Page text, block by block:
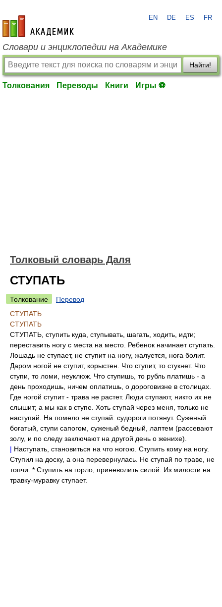
academic.ru
EN DE ES FR
Словари и энциклопедии на Академике
Найти!
Толкования Переводы Книги Игры ⚽
Толковый словарь Даля
СТУПАТЬ
Толкование
Перевод
СТУПАТЬ
СТУПАТЬ
СТУПАТЬ, ступить куда, ступывать, шагать, ходить, идти;
переставить ногу с места на место. Ребенок начинает ступать.
Лошадь не ступает, не ступит на ногу, жалуется, нога болит.
Даром ногой не ступит, корыстен. Что ступит, то стукнет. Что
ступи, то ломи, неуклюж. Что ступишь, то рубль платишь - а
день проходишь, ничем оплатишь, о дороговизне в столицах.
Где ногой ступит - трава не растет. Люди ступают, никто их не
слышит; а мы как в ступе. Хоть ступай через меня, только не
наступай. На помело не ступай: судороги потянут. Суженый
богатый, ступи сапогом, суженый бедный, лаптем (рассевают
золу, и по следу заключают на другой день о женихе).
| Наступать, становиться на что ногою. Ступить кому на ногу.
Ступил на доску, а она перевернулась. Не ступай по траве, не
топчи. * Ступить на горло, приневолить силой. Из милости на
травку-муравку ступает.